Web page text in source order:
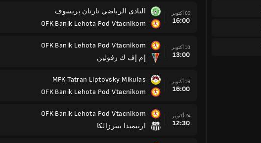
03 أكتوبر
16:00
النادى الرياضي تارتان پريسوڢ
OFK Banik Lehota Pod Vtacnikom
10 أكتوبر
13:00
OFK Banik Lehota Pod Vtacnikom
إم إف ك زفولين
16 أكتوبر
16:00
MFK Tatran Liptovsky Mikulas
OFK Banik Lehota Pod Vtacnikom
24 أكتوبر
12:30
OFK Banik Lehota Pod Vtacnikom
ارتيميدا بيترزالكا